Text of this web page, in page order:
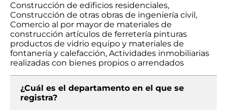
Construcción de edificios residenciales,
Construcción de otras obras de ingeniería civil,
Comercio al por mayor de materiales de
construcción artículos de ferretería pinturas
productos de vidrio equipo y materiales de
fontanería y calefacción, Actividades inmobiliarias
realizadas con bienes propios o arrendados
¿Cuál es el departamento en el que se
registra?